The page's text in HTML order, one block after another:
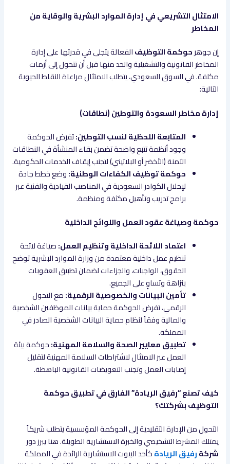
الامتثال التشريعي في إدارة الموارد البشرية والوقاية من
المخاطر
إن جوهرحوكمة التوظيفالفعالة يتجلى في قدرتها على إدارة
المخاطر القانونية والتشغيلية والحد منها قبل أن تتحول إلى أزمات
مكلفة. في السوق السعودي، يتطلب الامتثال مراعاة النقاط الحيوية
التالية:
إدارة مخاطر السعودة والتوطين (نطاقات)
المتابعة اللحظية لنسب التوطين:تفرض الحوكمة
وجود أنظمة تتبع واضحة تضمن بقاء المنشأة في النطاقات
الآمنة (الأخضر أو البلاتيني) لتجنب إيقاف الخدمات الحكومية.
حوكمة توظيف الكفاءات الوطنية:وضع خطط جادة
لإحلال الكوادر السعودية في المناصب القيادية والفنية عبر
برامج تدريب وتأهيل مكثفة ومنظمة.
حوكمة وصياغة عقود العمل واللوائح الداخلية
اعتماد اللائحة الداخلية وتنظيم العمل:صياغة لائحة
تنظيم عمل داخلية معتمدة من وزارة الموارد البشرية توضح
الحقوق، الواجبات، والجزاءات لضمان تطبيق العقوبات
بنزاهة وتساوٍ على الجميع.
تأمين البيانات والخصوصية الرقمية:مع التحول
الرقمي، تفرض الحوكمة حماية بيانات الموظفين الشخصية
والمالية وفقاً لنظام حماية البيانات الشخصية الصادر في
المملكة.
تطبيق معايير الصحة والسلامة المهنية:حوكمة بيئة
العمل عبر الامتثال لاشتراطات السلامة المهنية لتقليل
إصابات العمل وتجنب التعويضات القانونية الباهظة.
كيف تصنع “رفيق الريادة” الفارق في تطبيق حوكمة
التوظيف بشركتك؟
التحول من الإدارة التقليدية إلى الحوكمة المؤسسية يتطلب شريكاً
يمتلك المشرط التشخيصي والخبرة الاستشارية الطويلة. هنا يبرز دور
شركةرفيق الريادةكأحد البيوت الاستشارية الرائدة في المملكة